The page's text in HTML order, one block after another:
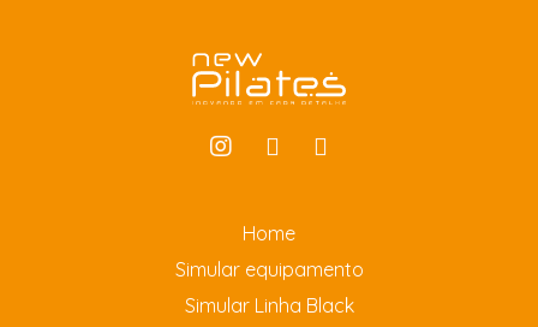
Home
Simular equipamento
Simular Linha Black